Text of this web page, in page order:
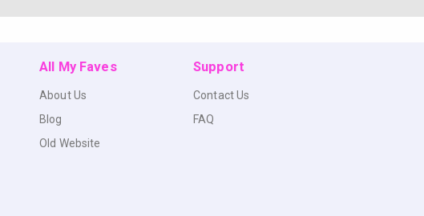
All My Faves
About Us
Blog
Old Website
Support
Contact Us
FAQ